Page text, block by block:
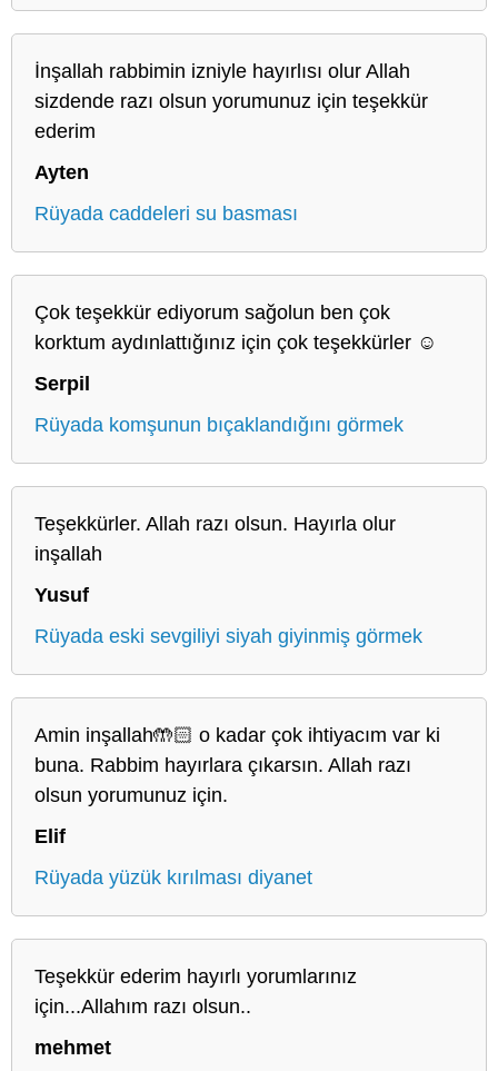
İnşallah rabbimin izniyle hayırlısı olur Allah
sizdende razı olsun yorumunuz için teşekkür
ederim
Ayten
Rüyada caddeleri su basması
Çok teşekkür ediyorum sağolun ben çok
korktum aydınlattığınız için çok teşekkürler ☺️
Serpil
Rüyada komşunun bıçaklandığını görmek
Teşekkürler. Allah razı olsun. Hayırla olur
inşallah
Yusuf
Rüyada eski sevgiliyi siyah giyinmiş görmek
Amin inşallah🤲🏻 o kadar çok ihtiyacım var ki
buna. Rabbim hayırlara çıkarsın. Allah razı
olsun yorumunuz için.
Elif
Rüyada yüzük kırılması diyanet
Teşekkür ederim hayırlı yorumlarınız
için...Allahım razı olsun..
mehmet